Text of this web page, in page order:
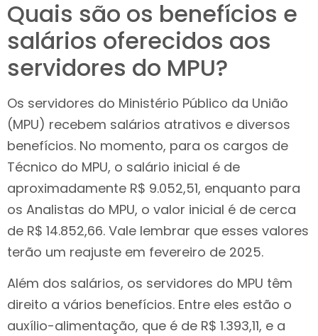
Quais são os benefícios e
salários oferecidos aos
servidores do MPU?
Os servidores do Ministério Público da União
(MPU) recebem salários atrativos e diversos
benefícios. No momento, para os cargos de
Técnico do MPU, o salário inicial é de
aproximadamente R$ 9.052,51, enquanto para
os Analistas do MPU, o valor inicial é de cerca
de R$ 14.852,66. Vale lembrar que esses valores
terão um reajuste em fevereiro de 2025.
Além dos salários, os servidores do MPU têm
direito a vários benefícios. Entre eles estão o
auxílio-alimentação, que é de R$ 1.393,11, e a